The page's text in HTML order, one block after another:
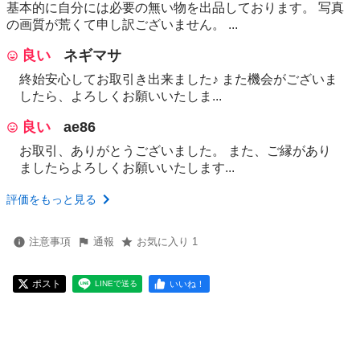
基本的に自分には必要の無い物を出品しております。 写真
の画質が荒くて申し訳ございません。 ...
良い ネギマサ
終始安心してお取引き出来ました♪ また機会がございま
したら、よろしくお願いいたしま...
良い ae86
お取引、ありがとうございました。 また、ご縁があり
ましたらよろしくお願いいたします...
評価をもっと見る
注意事項 通報 お気に入り 1
ポスト LINEで送る いいね！